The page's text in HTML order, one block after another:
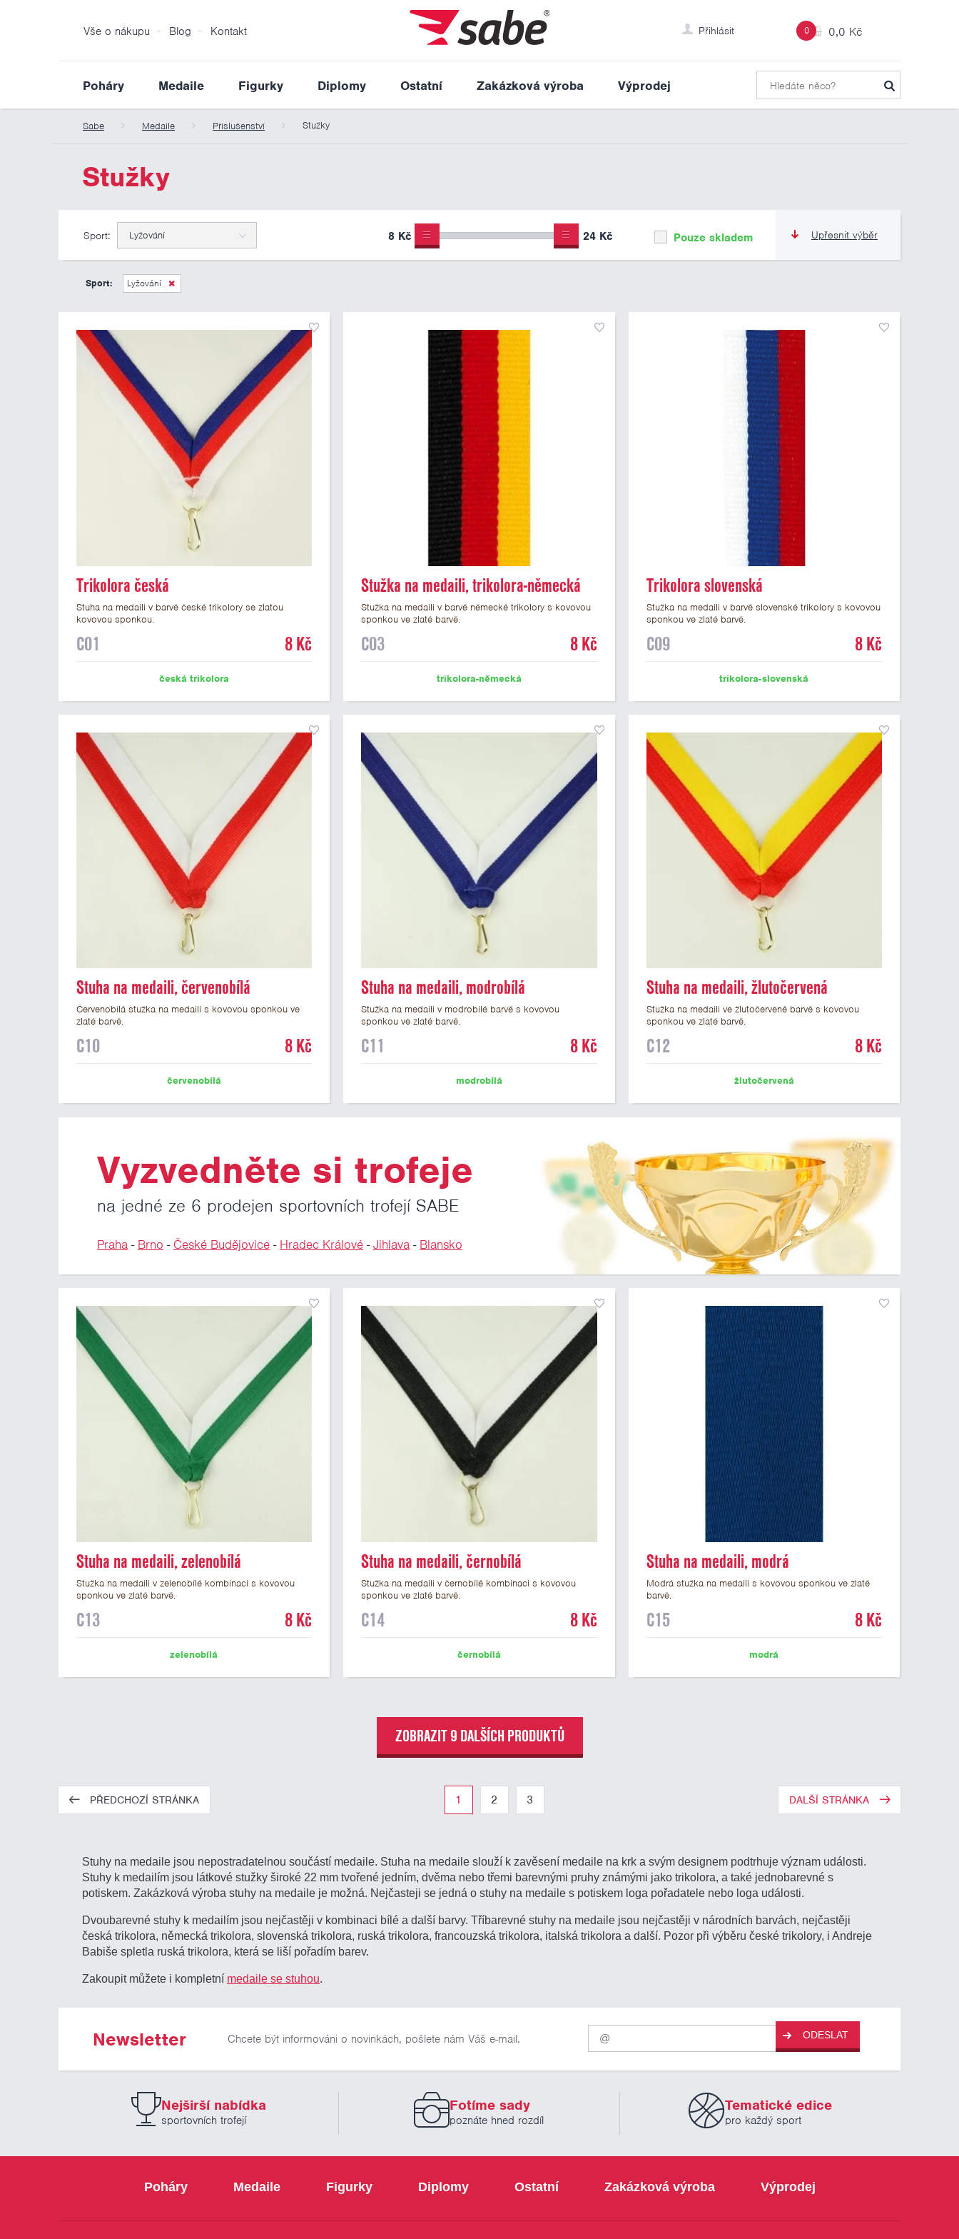
0 0,0 Kč
Přihlásit
Vše o nákupu Blog Kontakt
Poháry Medaile Figurky Diplomy Ostatní Zakázková výroba Výprodej
Sabe Medaile Příslušenství Stužky
Stužky
Upřesnit výběr
Sport: Lyžování Pouze skladem
8 Kč 24 Kč
Sport: Lyžování
Trikolora česká
Stuha na medaili v barvě české trikolory se zlatou
kovovou sponkou.
C01 8 Kč
česká trikolora
Stužka na medaili, trikolora-německá
Stužka na medaili v barvě německé trikolory s kovovou
sponkou ve zlaté barvě.
C03 8 Kč
trikolora-německá
Trikolora slovenská
Stužka na medaili v barvě slovenské trikolory s kovovou
sponkou ve zlaté barvě.
C09 8 Kč
trikolora-slovenská
Stuha na medaili, červenobílá
Červenobílá stužka na medaili s kovovou sponkou ve
zlaté barvě.
C10 8 Kč
červenobílá
Stuha na medaili, modrobílá
Stužka na medaili v modrobílé barvě s kovovou
sponkou ve zlaté barvě.
C11 8 Kč
modrobílá
Stuha na medaili, žlutočervená
Stužka na medaili ve žlutočervené barvě s kovovou
sponkou ve zlaté barvě.
C12 8 Kč
žlutočervená
Vyzvedněte si trofeje
na jedné ze 6 prodejen sportovních trofejí SABE
Praha- Brno - České Budějovice- Hradec Králové-Jihlava- Blansko
Stuha na medaili, zelenobílá
Stužka na medaili v zelenobílé kombinaci s kovovou
sponkou ve zlaté barvě.
C13 8 Kč
zelenobílá
Stuha na medaili, černobílá
Stužka na medaili v černobílé kombinaci s kovovou
sponkou ve zlaté barvě.
C14 8 Kč
černobílá
Stuha na medaili, modrá
Modrá stužka na medaili s kovovou sponkou ve zlaté
barvě.
C15 8 Kč
modrá
ZOBRAZIT 9 DALŠÍCH PRODUKTŮ
PŘEDCHOZÍ STRÁNKA 1 2 3 DALŠÍ STRÁNKA
Stuhy na medaile jsou nepostradatelnou součástí medaile. Stuha na medaile slouží k zavěsení medaile na krk a svým designem podtrhuje význam události.
Stuhy k medailím jsou látkové stužky široké 22 mm tvořené jedním, dvěma nebo třemi barevnými pruhy známými jako trikolora, a také jednobarevné s
potiskem. Zakázková výroba stuhy na medaile je možná. Nejčasteji se jedná o stuhy na medaile s potiskem loga pořadatele nebo loga události.
Dvoubarevné stuhy k medailím jsou nejčastěji v kombinaci bílé a další barvy. Tříbarevné stuhy na medaile jsou nejčastěji v národních barvách, nejčastěji
česká trikolora, německá trikolora, slovenská trikolora, ruská trikolora, francouzská trikolora, italská trikolora a další. Pozor při výběru české trikolory, i Andreje
Babiše spletla ruská trikolora, která se liší pořadím barev.
Zakoupit můžete i kompletní medaile se stuhou.
Newsletter Chcete být informováni o novinkách, pošlete nám Váš e-mail.
Pro
odběr
našich
novinek
ODESLAT
Nejširší nabídka
sportovních trofejí
Fotíme sady
poznáte hned rozdíl
Tematické edice
pro každý sport
Poháry Medaile Figurky Diplomy Ostatní Zakázková výroba Výprodej